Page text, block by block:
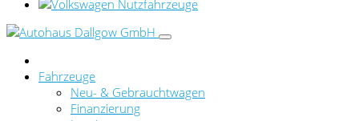
Fahrzeuge
Neu- & Gebrauchtwagen
Finanzierung